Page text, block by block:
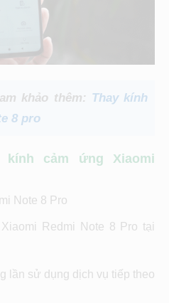
khảo thêm: Thay kính
8 pro
cảm ứng Xiaomi
Note 8 Pro
Redmi Note 8 Pro tại
lần sử dụng dịch vụ tiếp theo